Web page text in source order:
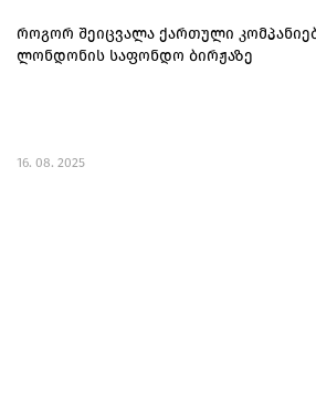
როგორ შეიცვალა ქართული
ლონდონის საფონდო ბირჟაზე
16. 08. 2025